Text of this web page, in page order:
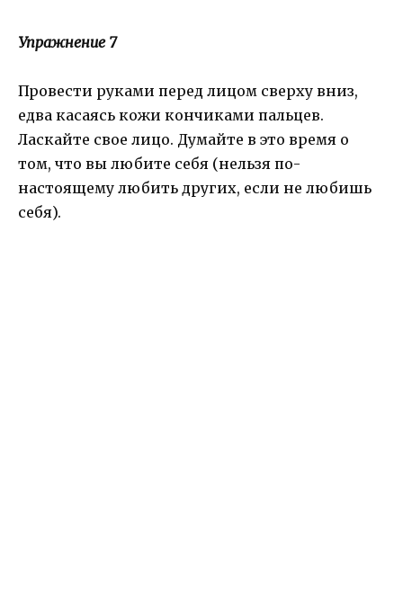
Упражнение 7
Провести руками перед лицом сверху вниз,
едва касаясь кожи кончиками пальцев.
Ласкайте свое лицо. Думайте в это время о
том, что вы любите себя (нельзя по-
настоящему любить других, если не любишь
себя).